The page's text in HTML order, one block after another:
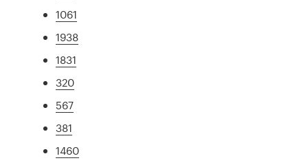
1061
1938
1831
320
567
381
1460